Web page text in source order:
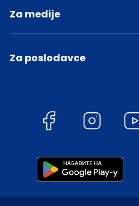
Za medije
Za poslodavce